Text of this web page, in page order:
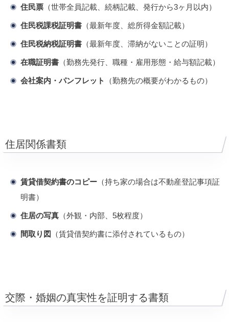
住民票 （世帯全員記載、続柄記載、発行から3ヶ月以内）
住民税課税証明書 （最新年度、総所得金額記載）
住民税納税証明書 （最新年度、滞納がないことの証明）
在職証明書 （勤務先発行、職種・雇用形態・給与額記載）
会社案内・パンフレット （勤務先の概要がわかるもの）
住居関係書類
賃貸借契約書のコピー （持ち家の場合は不動産登記事項証
明書）
住居の写真 （外観・内部、5枚程度）
間取り図 （賃貸借契約書に添付されているもの）
交際・婚姻の真実性を証明する書類